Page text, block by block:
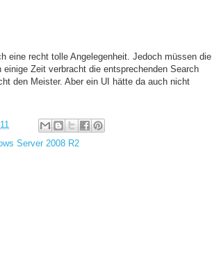
eine recht tolle Angelegenheit. Jedoch müssen die
Zeit verbracht die entsprechenden Search
den Meister. Aber ein UI hätte da auch nicht
Server 2008 R2